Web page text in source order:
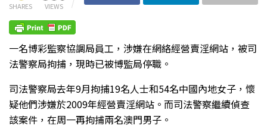
SHARES VIEWS
一名博彩監察協調局員工，涉嫌在網絡經營賣淫網站，被司
法警察局拘捕，現時已被博監局停職。
司法警察局去年9月拘捕19名人士和54名中國內地女子，懷
疑他們涉嫌於2009年經營賣淫網站。而司法警察繼續偵查
該案件，在周一再拘捕兩名澳門男子。